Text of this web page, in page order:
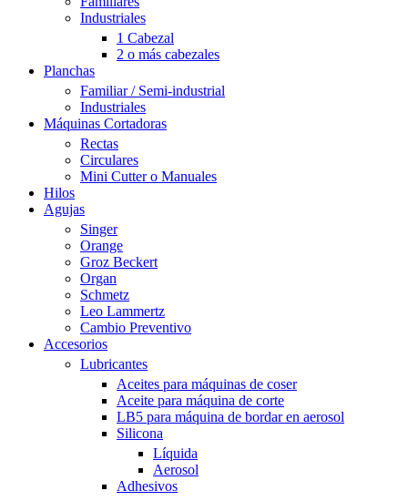
Industriales
1 Cabezal
2 o más cabezales
Planchas
Familiar / Semi-industrial
Industriales
Máquinas Cortadoras
Rectas
Circulares
Mini Cutter o Manuales
Hilos
Agujas
Singer
Orange
Groz Beckert
Organ
Schmetz
Leo Lammertz
Cambio Preventivo
Accesorios
Lubricantes
Aceites para máquinas de coser
Aceite para máquina de corte
LB5 para máquina de bordar en aerosol
Silicona
Líquida
Aerosol
Adhesivos